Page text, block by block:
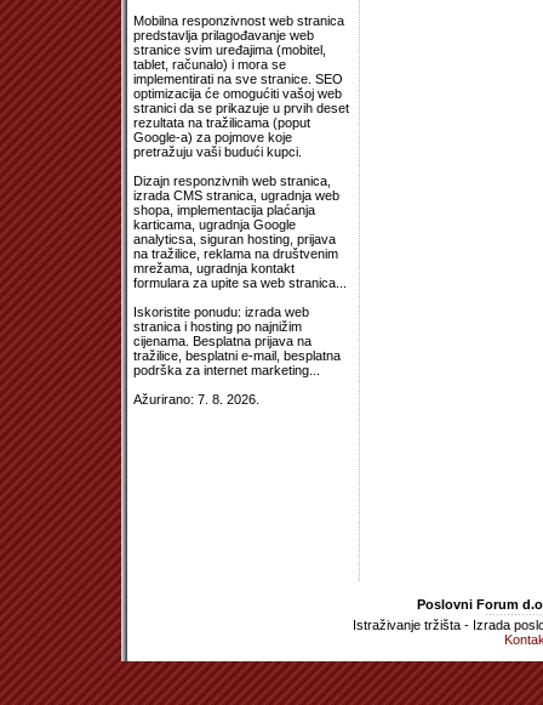
Mobilna responzivnost web stranica
predstavlja prilagođavanje web
stranice svim uređajima (mobitel,
tablet, računalo) i mora se
implementirati na sve stranice. SEO
optimizacija će omogućiti vašoj web
stranici da se prikazuje u prvih deset
rezultata na tražilicama (poput
Google-a) za pojmove koje
pretražuju vaši budući kupci.
Dizajn responzivnih web stranica,
izrada CMS stranica, ugradnja web
shopa, implementacija plaćanja
karticama, ugradnja Google
analyticsa, siguran hosting, prijava
na tražilice, reklama na društvenim
mrežama, ugradnja kontakt
formulara za upite sa web stranica...
Iskoristite ponudu: izrada web
stranica i hosting po najnižim
cijenama. Besplatna prijava na
tražilice, besplatni e-mail, besplatna
podrška za internet marketing...
Ažurirano: 7. 8. 2026.
Poslovni Forum
Istraživanje tržišta - Izrada